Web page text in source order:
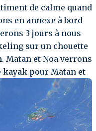
de calme quand
en annexe à bord
3 jours à nous
sur un chouette
Matan et Noa verrons
kayak pour Matan et